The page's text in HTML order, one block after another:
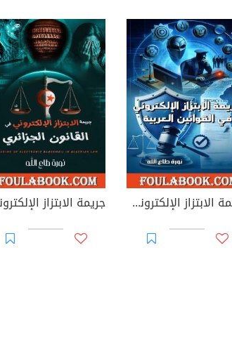
جريمة الابتزاز الإلكتروني في القوانين العربية